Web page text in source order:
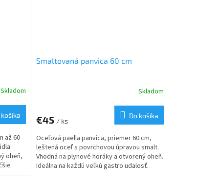
Skladom
košíka
až 60
oheň,
do
Smaltovaná panvica 60 cm
Skladom
€45 / ks
Do košíka
Oceľová paella panvica, priemer 60 cm,
leštená oceľ s povrchovou úpravou smalt.
Vhodná na plynové horáky a otvorený oheň.
Ideálna na každú veľkú gastro udalosť.